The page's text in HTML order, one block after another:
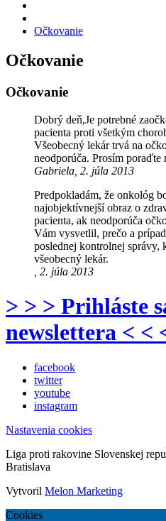
Očkovanie
Očkovanie
Očkovanie
Dobrý deň,Je potrebné
pacienta proti všetkým
Všeobecný lekár trvá na
neodporúča. Prosím poraďte
Gabriela, 2. júla 2013
Predpokladám, že onkológ
najobjektívnejší obraz o
pacienta, ak neodporúča
Vám vysvetlil, prečo a
poslednej kontrolnej správy,
všeobecný lekár.
, 2. júla 2013
> > > Prihláste
newslettera < <
facebook
twitter
youtube
instagram
Nastavenia cookies
Liga proti rakovine Slovenskej
Bratislava
Vytvoril Melon Marketing
Cookies